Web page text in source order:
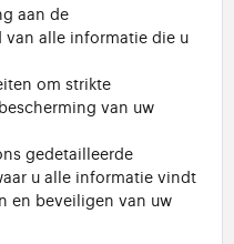
aan de
alle informatie die u
om strikte
van uw
gedetailleerde
u alle informatie vindt
en beveiligen van uw